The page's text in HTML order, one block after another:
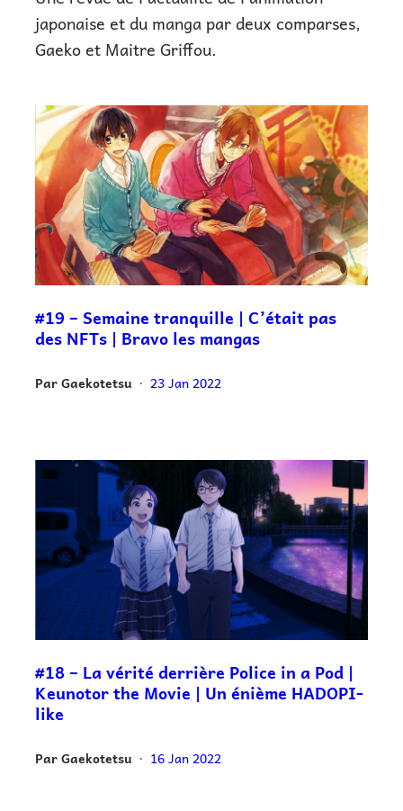
japonaise et du manga par deux comparses,
Gaeko et Maitre Griffou.
#19 – Semaine tranquille | C’était pas
des NFTs | Bravo les mangas
ParGaekotetsu • 23 Jan 2022
#18 – La vérité derrière Police in a Pod |
Keunotor the Movie | Un énième HADOPI-
like
ParGaekotetsu • 16 Jan 2022